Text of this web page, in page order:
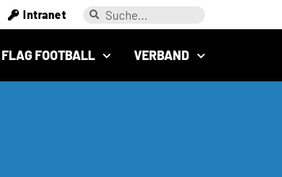
Intranet
FLAG FOOTBALL VERBAND